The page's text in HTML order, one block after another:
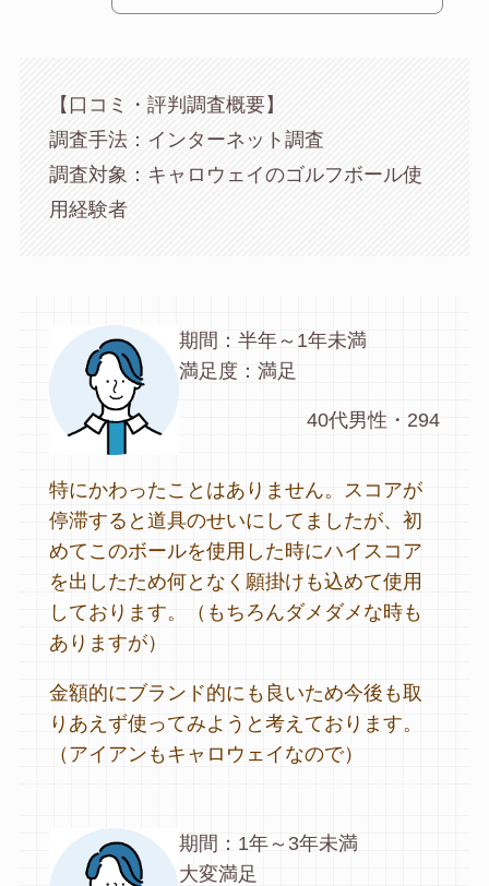
【口コミ・評判調査概要】
調査手法：インターネット調査
調査対象：キャロウェイのゴルフボール使
用経験者
期間：半年～1年未満
満足度：満足
40代男性・294
特にかわったことはありません。スコアが
停滞すると道具のせいにしてましたが、初
めてこのボールを使用した時にハイスコア
を出したため何となく願掛けも込めて使用
しております。（もちろんダメダメな時も
ありますが）
金額的にブランド的にも良いため今後も取
りあえず使ってみようと考えております。
（アイアンもキャロウェイなので）
期間：1年～3年未満
大変満足